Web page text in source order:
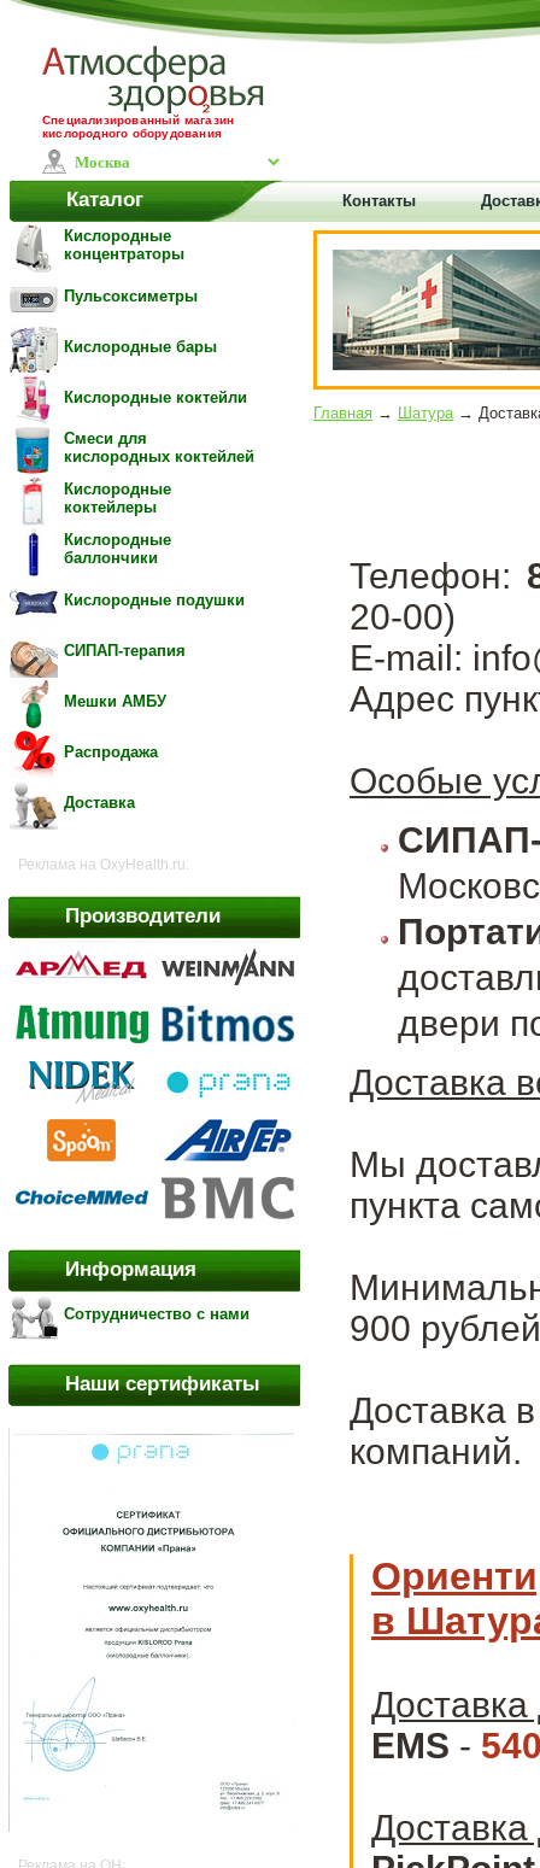
Специализированный магазин
кислородного оборудования
Каталог Контакты
Кислородные
концентраторы
Пульсоксиметры
Кислородные бары
Кислородные коктейли
Смеси для
кислородных коктейлей
Кислородные
коктейлеры
Кислородные
баллончики
Кислородные подушки
СИПАП-терапия
Мешки АМБУ
Распродажа
Доставка
Реклама на OxyHealth.ru:
Производители
Информация
Сотрудничество с нами
Наши сертификаты
Главная → Шатура→
Телефон:
20-00)
E-mail:
Адрес
Особые
двери
Доставка
Мы
пункта
900
Доставка
компаний.
в
EMS -